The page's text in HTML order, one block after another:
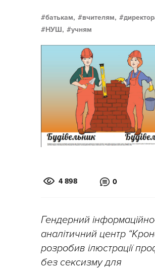
батькам, вчителям,
НУШ,
учням
4 898 0
Гендерний
аналітичний центр
розробив ілюстрації
без сексизму для